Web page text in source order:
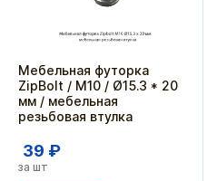
Мебельная футорка
ZipBolt / М10 / Ø15.3 * 20
мм / мебельная
резьбовая втулка
39 ₽
за шт